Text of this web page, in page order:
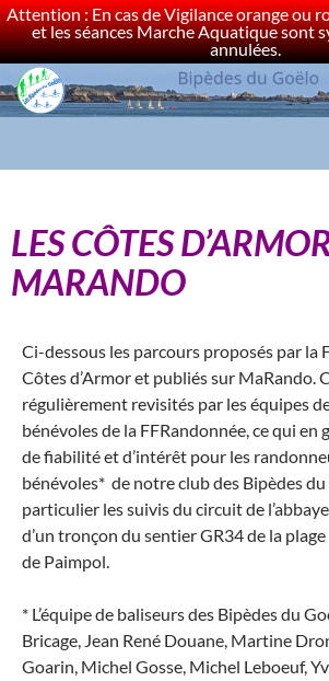
Attention : En cas de Vigilance orange ou
et les séances Marche Aquatique sont
annulées.
LES CÔTES
MARANDO
Ci-dessous les parcours proposés par la
Côtes d’Armor et publiés sur MaRando.
régulièrement revisités par les équipes
bénévoles de la FFRandonnée, ce qui en
de fiabilité et d’intérêt pour les
bénévoles* de notre club des Bipèdes
particulier les suivis du circuit de
d’un tronçon du sentier GR34 de la
de Paimpol.
* L’équipe de baliseurs des Bipèdes du
Bricage, Jean René Douane, Martine
Goarin, Michel Gosse, Michel Leboeuf,